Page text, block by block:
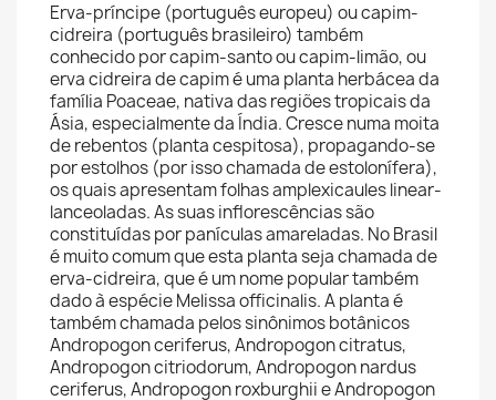
Erva-príncipe (português europeu) ou capim-
cidreira (português brasileiro) também
conhecido por capim-santo ou capim-limão, ou
erva cidreira de capim é uma planta herbácea da
família Poaceae, nativa das regiões tropicais da
Ásia, especialmente da Índia. Cresce numa moita
de rebentos (planta cespitosa), propagando-se
por estolhos (por isso chamada de estolonífera),
os quais apresentam folhas amplexicaules linear-
lanceoladas. As suas inflorescências são
constituídas por panículas amareladas. No Brasil
é muito comum que esta planta seja chamada de
erva-cidreira, que é um nome popular também
dado à espécie Melissa officinalis. A planta é
também chamada pelos sinônimos botânicos
Andropogon ceriferus, Andropogon citratus,
Andropogon citriodorum, Andropogon nardus
ceriferus, Andropogon roxburghii e Andropogon